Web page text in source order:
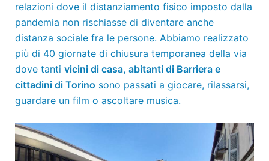
relazioni dove il distanziamento fisico imposto dalla
pandemia non rischiasse di diventare anche
distanza sociale fra le persone. Abbiamo realizzato
più di 40 giornate di chiusura temporanea della via
dove tanti vicini di casa, abitanti di Barriera e
cittadini di Torino sono passati a giocare, rilassarsi,
guardare un film o ascoltare musica.